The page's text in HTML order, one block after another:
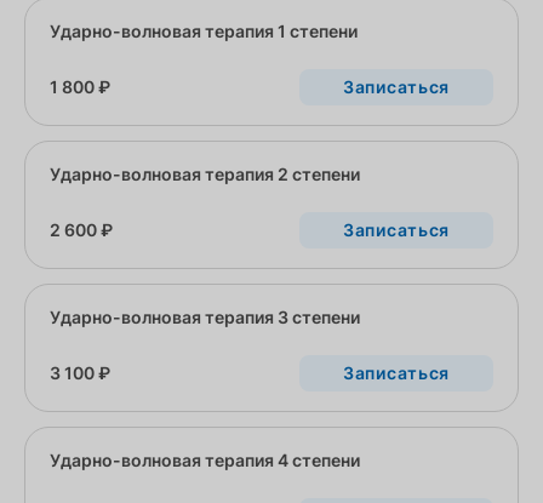
Ударно-волновая терапия 1 степени
1 800 ₽ Записаться
Ударно-волновая терапия 2 степени
2 600 ₽ Записаться
Ударно-волновая терапия 3 степени
3 100 ₽ Записаться
Ударно-волновая терапия 4 степени